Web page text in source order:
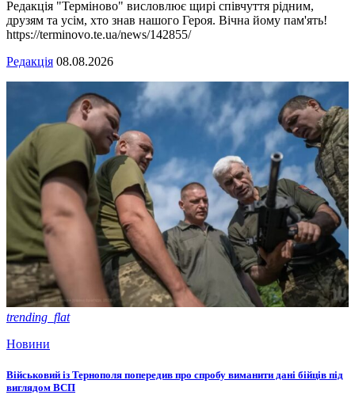
Редакція "Терміново" висловлює щирі співчуття рідним,
друзям та усім, хто знав нашого Героя. Вічна йому пам'ять!
https://terminovo.te.ua/news/142855/
Редакція 08.08.2026
trending_flat
Новини
Військовий із Тернополя попередив про спробу виманити дані бійців під
виглядом ВСП